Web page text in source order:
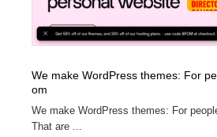
We make WordPress themes: For
om
We make WordPress themes: For
That are ...